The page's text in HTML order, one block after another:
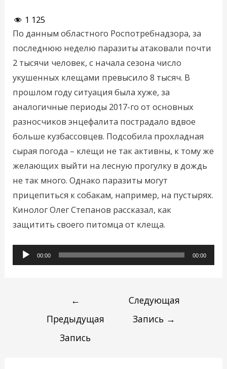
1 125
По данным областного Роспотребнадзора, за
последнюю неделю паразиты атаковали почти
2 тысячи человек, с начала сезона число
укушенных клещами превысило 8 тысяч. В
прошлом году ситуация была хуже, за
аналогичные периоды 2017-го от основных
разносчиков энцефалита пострадало вдвое
больше кузбассовцев. Подсобила прохладная
сырая погода – клещи не так активны, к тому же
желающих выйти на лесную прогулку в дождь
не так много. Однако паразиты могут
прицепиться к собакам, например, на пустырях.
Кинолог Олег Степанов рассказал, как
защитить своего питомца от клеща.
Аудиоплеер
00:00 00:00
←
Предыдущая
Запись
Следующая
Запись →